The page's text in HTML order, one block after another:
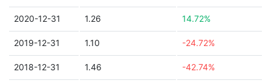
2020-12-31 1.26 14.72%
2019-12-31 1.10 -24.72%
2018-12-31 1.46 -42.74%